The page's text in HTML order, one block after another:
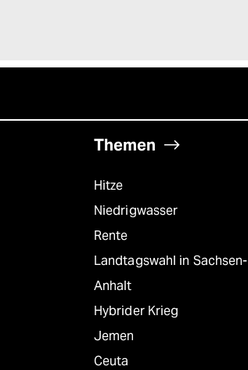
Themen
Hitze
Niedrigwasser
Rente
Landtagswahl in Sachsen-
Anhalt
Hybrider Krieg
Jemen
Ceuta